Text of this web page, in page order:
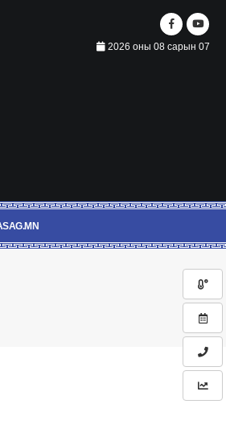
2026 оны 08 сарын 07